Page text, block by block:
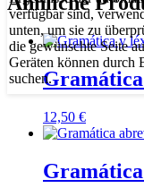
verfügbar sind,
unten, um sie zu
die gewünschte Seite
Geräten können durch
suchen.
12,50 €